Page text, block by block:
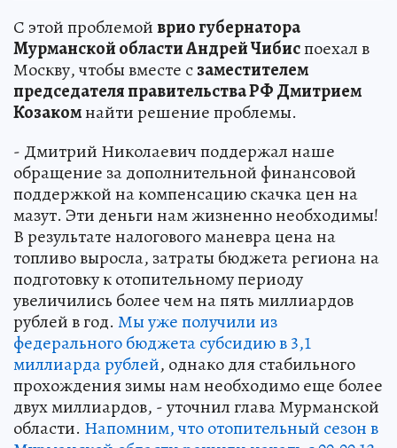
С этой проблемойврио губернатора
Мурманской области Андрей Чибиспоехал в
Москву, чтобы вместе сзаместителем
председателя правительства РФ Дмитрием
Козакомнайти решение проблемы.
- Дмитрий Николаевич поддержал наше
обращение за дополнительной финансовой
поддержкой на компенсацию скачка цен на
мазут. Эти деньги нам жизненно необходимы!
В результате налогового маневра цена на
топливо выросла, затраты бюджета региона на
подготовку к отопительному периоду
увеличились более чем на пять миллиардов
рублей в год. Мы уже получили из
федерального бюджета субсидию в 3,1
миллиарда рублей, однако для стабильного
прохождения зимы нам необходимо еще более
двух миллиардов, - уточнил глава Мурманской
области. Напомним, что отопительный сезон в